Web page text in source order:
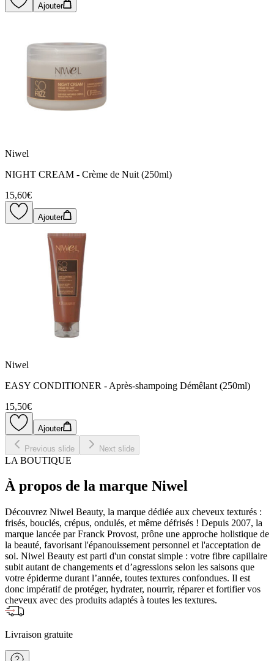
Ajouter
Niwel
NIGHT CREAM - Crème de Nuit (250ml)
15,60€
Ajouter
Niwel
EASY CONDITIONER - Après-shampoing Démêlant (250ml)
15,50€
Ajouter
Previous slide Next slide
LA BOUTIQUE
À propos de la marque Niwel
Découvrez Niwel Beauty, la marque dédiée aux cheveux texturés :
frisés, bouclés, crépus, ondulés, et même défrisés ! Depuis 2007, la
marque lancée par Franck Provost, prône une approche holistique de
la beauté, favorisant l'épanouissement personnel et l'acceptation de
soi. Niwel Beauty est parti d'un constat simple : votre fibre capillaire
subit autant de changements et d’agressions selon les saisons que
votre épiderme durant l’année, toutes textures confondues. Il est
donc impératif de protéger, hydrater, nourrir, réparer et fortifier vos
cheveux avec des produits adaptés à toutes les textures.
Livraison gratuite